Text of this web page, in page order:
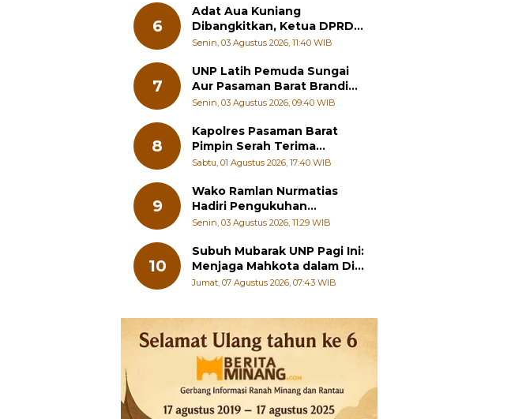
6
Adat Aua Kuniang
Dibangkitkan, Ketua DPRD
Payakumbuh: Jangan
Hilang Jati Diri
Senin, 03 Agustus 2026, 11:40 WIB
7
UNP Latih Pemuda Sungai
Aur Pasaman Barat Branding
Wisata Beringin
Senin, 03 Agustus 2026, 09:40 WIB
8
Kapolres Pasaman Barat
Pimpin Serah Terima
Jabatan PJU Polres dan
Sabtu, 01 Agustus 2026, 17:40 WIB
9
Wako Ramlan Nurmatias
Hadiri Pengukuhan
Pengurus MUS-KB Serta
Senin, 03 Agustus 2026, 11:29 WIB
10
Subuh Mubarak UNP Pagi Ini:
Menjaga Mahkota dalam Diri
Manusia
Jumat, 07 Agustus 2026, 07:43 WIB